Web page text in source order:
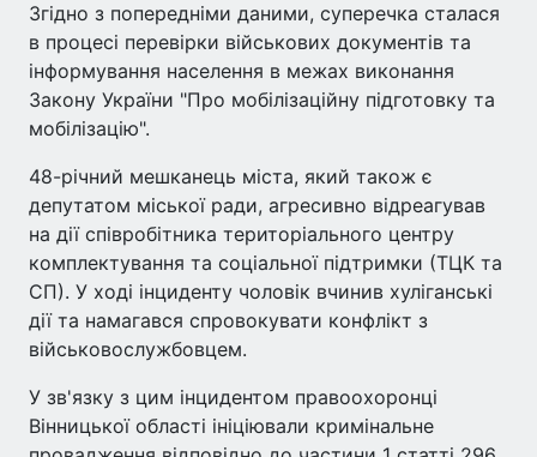
Згідно з попередніми даними, суперечка сталася
в процесі перевірки військових документів та
інформування населення в межах виконання
Закону України "Про мобілізаційну підготовку та
мобілізацію".
48-річний мешканець міста, який також є
депутатом міської ради, агресивно відреагував
на дії співробітника територіального центру
комплектування та соціальної підтримки (ТЦК та
СП). У ході інциденту чоловік вчинив хуліганські
дії та намагався спровокувати конфлікт з
військовослужбовцем.
У зв'язку з цим інцидентом правоохоронці
Вінницької області ініціювали кримінальне